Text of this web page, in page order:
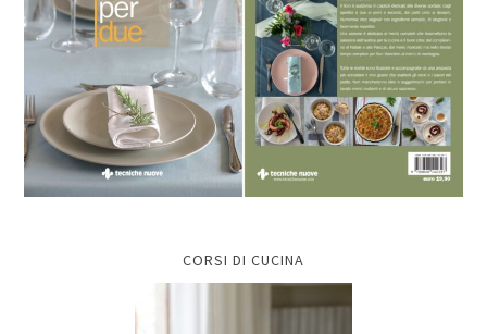
CORSI DI CUCINA